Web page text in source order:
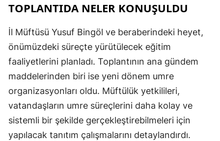
TOPLANTIDA NELER KONUŞULDU
İl Müftüsü Yusuf Bingöl ve beraberindeki heyet,
önümüzdeki süreçte yürütülecek eğitim
faaliyetlerini planladı. Toplantının ana gündem
maddelerinden biri ise yeni dönem umre
organizasyonları oldu. Müftülük yetkilileri,
vatandaşların umre süreçlerini daha kolay ve
sistemli bir şekilde gerçekleştirebilmeleri için
yapılacak tanıtım çalışmalarını detaylandırdı.